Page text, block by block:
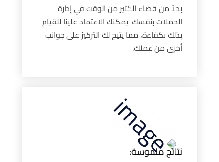
بدلاً من قضاء الكثير من الوقت في إدارة
الحملات بنفسك، يمكنك الاعتماد علينا للقيام
بذلك بكفاءة، مما يتيح لك التركيز على جوانب
أخرى من عملك.
نتائج ملموسة: